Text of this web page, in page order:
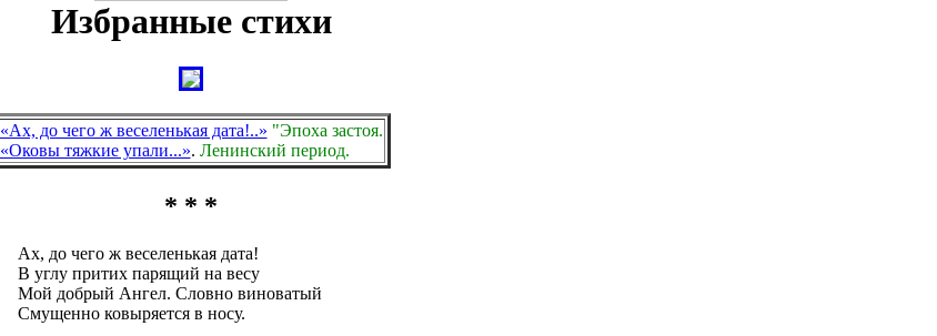
Избранные стихи
«Ах, до чего ж веселенькая дата!..» "Эпоха застоя.
«Оковы тяжкие упали...». Ленинский период.
* * *
Ах, до чего ж веселенькая дата!
В углу притих парящий на весу
Мой добрый Ангел. Словно виноватый
Смущенно ковыряется в носу.